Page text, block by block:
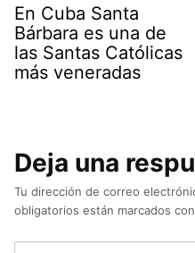
En Cuba Santa
Bárbara es una de
las Santas Católicas
más veneradas
Deja una
Tu dirección de correo
obligatorios están marcados con